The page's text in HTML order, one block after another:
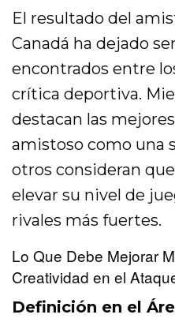
El resultado del
Canadá ha dejado
encontrados entre
crítica deportiva.
destacan las
amistoso como una
otros consideran
elevar su nivel de
rivales más fuertes.
Lo Que Debe Mejorar
Creatividad en el
Definición en el